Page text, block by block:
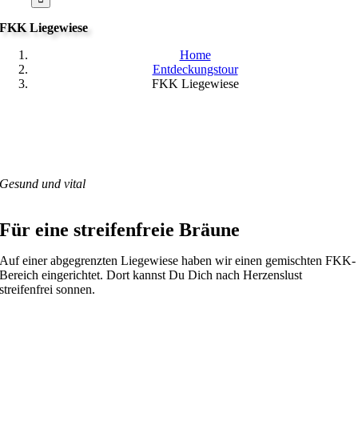
FKK Liegewiese
Home
Entdeckungstour
FKK Liegewiese
Gesund und vital
Für eine streifenfreie Bräune
Auf einer abgegrenzten Liegewiese haben wir einen gemischten FKK-
Bereich eingerichtet. Dort kannst Du Dich nach Herzenslust
streifenfrei sonnen.